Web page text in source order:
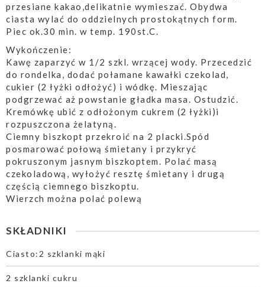
przesiane kakao,delikatnie wymieszać. Obydwa
ciasta wylać do oddzielnych prostokątnych form.
Piec ok.30 min. w temp. 190st.C.
Wykończenie:
Kawę zaparzyć w 1/2 szkl. wrzącej wody. Przecedzić
do rondelka, dodać połamane kawałki czekolad,
cukier (2 łyżki odłożyć) i wódkę. Mieszając
podgrzewać aż powstanie gładka masa. Ostudzić.
Kremówkę ubić z odłożonym cukrem (2 łyżki)i
rozpuszczona żelatyną.
Ciemny biszkopt przekroić na 2 placki.Spód
posmarować połową śmietany i przykryć
pokruszonym jasnym biszkoptem. Polać masą
czekoladową, wyłożyć resztę śmietany i drugą
częścią ciemnego biszkoptu.
Wierzch można polać polewą
SKŁADNIKI
Ciasto:2 szklanki mąki
2 szklanki cukru